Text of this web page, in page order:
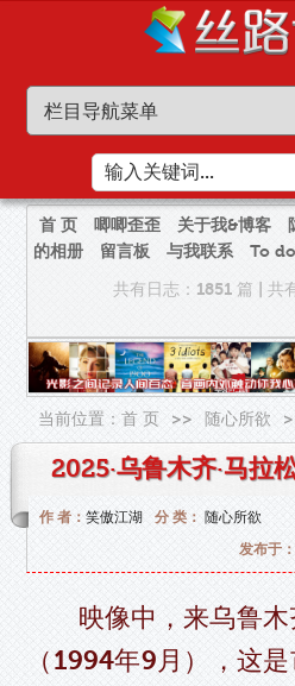
首 页 唧唧歪歪 关于我&博客
的相册
留言板 与我联系 To
共有日志：1851 篇
共
当前位置：首 页 >> 随心所欲
2025·乌鲁木齐·马拉
作 者：笑傲江湖 分 类： 随心所欲
发布于：
映像中，来乌鲁木
（1994年9月），这